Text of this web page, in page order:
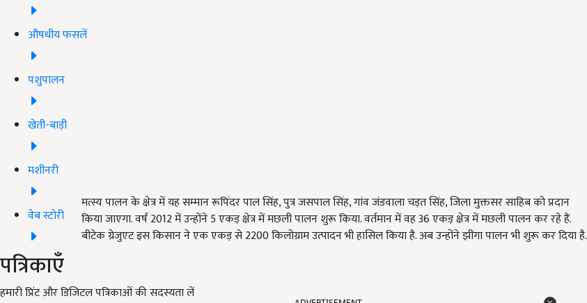
औषधीय फसलें
पशुपालन
खेती-बाड़ी
मशीनरी
वेब स्टोरी
पत्रिकाएँ
हमारी प्रिंट और डिजिटल पत्रिकाओं की सदस्यता लें
मत्स्य पालन के क्षेत्र में यह सम्मान रूपिंदर पाल सिंह, पुत्र जसपाल सिंह, गांव जंडवाला चड़त सिंह, जिला मुक्तसर साहिब को प्रदान
किया जाएगा. वर्ष 2012 में उन्होंने 5 एकड़ क्षेत्र में मछली पालन शुरू किया. वर्तमान में वह 36 एकड़ क्षेत्र में मछली पालन कर रहे हैं.
बीटेक ग्रेजुएट इस किसान ने एक एकड़ से 2200 किलोग्राम उत्पादन भी हासिल किया है. अब उन्होंने झींगा पालन भी शुरू कर दिया है.